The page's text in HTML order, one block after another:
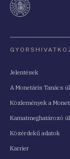
Jelentések
A Monetáris Tanács
Közlemények a
Kamatmeghatározó
Közérdekű adatok
Karrier